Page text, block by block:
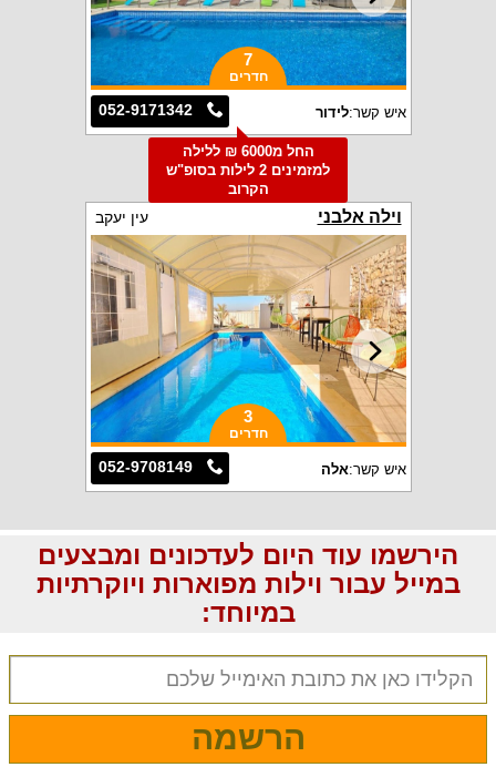
7
חדרים
052-9171342 איש קשר:לידור
החל מ6000 ₪ ללילה
למזמינים 2 לילות בסופ"ש
הקרוב
וילה אלבני עין יעקב
3
חדרים
052-9708149 איש קשר:אלה
הירשמו עוד היום לעדכונים ומבצעים
במייל עבור וילות מפוארות ויוקרתיות
במיוחד:
הרשמה